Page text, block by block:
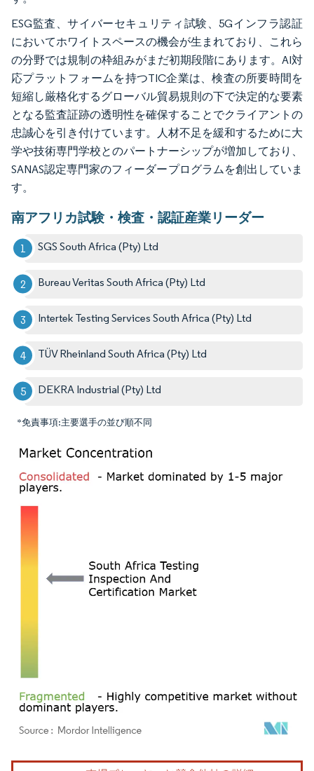
ESG監査、サイバーセキュリティ試験、5Gインフラ認証
においてホワイトスペースの機会が生まれており、これら
の分野では規制の枠組みがまだ初期段階にあります。AI対
応プラットフォームを持つTIC企業は、検査の所要時間を
短縮し厳格化するグローバル貿易規則の下で決定的な要素
となる監査証跡の透明性を確保することでクライアントの
忠誠心を引き付けています。人材不足を緩和するために大
学や技術専門学校とのパートナーシップが増加しており、
SANAS認定専門家のフィーダープログラムを創出していま
す。
南アフリカ試験・検査・認証産業リーダー
SGS South Africa (Pty) Ltd
Bureau Veritas South Africa (Pty) Ltd
Intertek Testing Services South Africa (Pty) Ltd
TÜV Rheinland South Africa (Pty) Ltd
DEKRA Industrial (Pty) Ltd
*免責事項:主要選手の並び順不同
画像 © Mordor Intelligence。再利用にはCC BY 4.0の表示が必要です。